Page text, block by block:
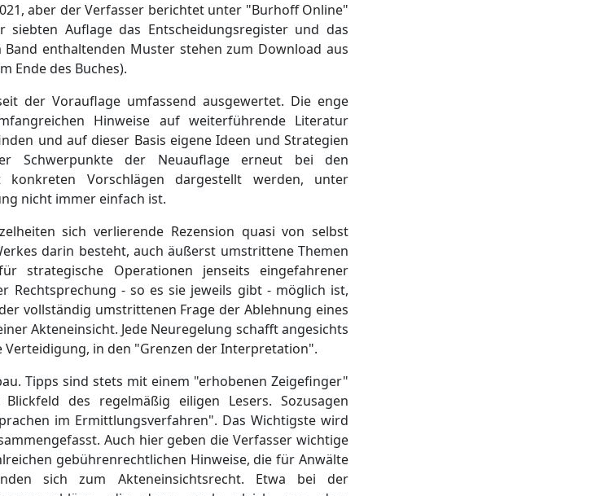
aber der Verfasser berichtet unter "Burhoff Online"
Auflage das Entscheidungsregister und das
enthaltenden Muster stehen zum Download aus
Ende des Buches).
der Vorauflage umfassend ausgewertet. Die enge
Hinweise auf weiterführende Literatur
und auf dieser Basis eigene Ideen und Strategien
der Neuauflage erneut bei den
Vorschlägen dargestellt werden, unter
nicht immer einfach ist.
sich verlierende Rezension quasi von selbst
darin besteht, auch äußerst umstrittene Themen
strategische Operationen jenseits eingefahrener
Rechtsprechung - so es sie jeweils gibt - möglich ist,
vollständig umstrittenen Frage der Ablehnung eines
Akteneinsicht. Jede Neuregelung schafft angesichts
in den "Grenzen der Interpretation".
Tipps sind stets mit einem "erhobenen Zeigefinger"
des regelmäßig eiligen Lesers. Sozusagen
im Ermittlungsverfahren". Das Wichtigste wird
Auch hier geben die Verfasser wichtige
gebührenrechtlichen Hinweise, die für Anwälte
sich zum Akteneinsichtsrecht. Etwa bei der